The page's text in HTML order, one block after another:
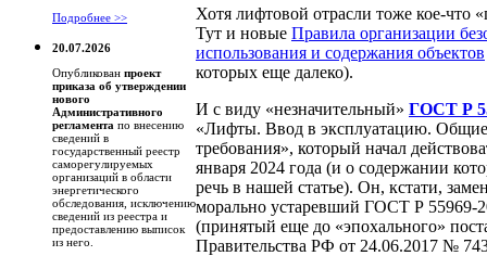
Подробнее >>
20.07.2026
Опубликован проект
приказа об утверждении
нового
Административного
регламента по внесению
сведений в
государственный реестр
саморегулируемых
организаций в области
энергетического
обследования, исключению
сведений из реестра и
предоставлению выписок
из него.
Хотя лифтовой отрасли тоже кое-что
Тут и новые Правила организации
использования и содержания объектов
которых еще далеко).
И с виду «незначительный» ГОСТ Р
«Лифты. Ввод в эксплуатацию. Общие
требования», который начал
января 2024 года (и о содержании
речь в нашей статье). Он, кстати,
морально устаревший ГОСТ Р 55969-
(принятый еще до «эпохального»
Правительства РФ от 24.06.2017 №